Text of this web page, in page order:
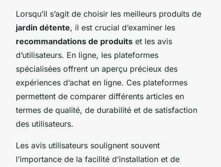
Lorsqu’il s’agit de choisir les meilleurs produits de
jardin détente, il est crucial d’examiner les
recommandations de produits et les avis
d’utilisateurs. En ligne, les plateformes
spécialisées offrent un aperçu précieux des
expériences d’achat en ligne. Ces plateformes
permettent de comparer différents articles en
termes de qualité, de durabilité et de satisfaction
des utilisateurs.
Les avis utilisateurs soulignent souvent
l’importance de la facilité d’installation et de